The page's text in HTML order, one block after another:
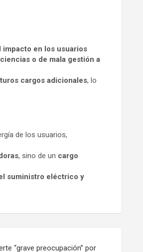
impacto en los usuarios
o de mala gestión a
cargos adicionales, lo
de los usuarios,
, sino de un cargo
suministro eléctrico y
“grave preocupación” por